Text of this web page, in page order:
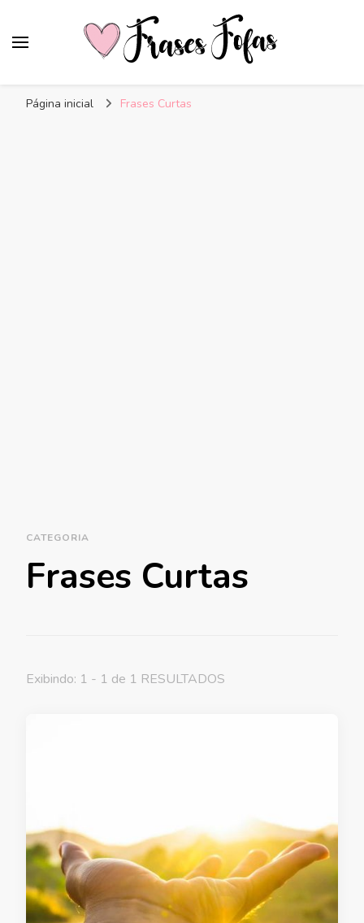
Página inicial Frases Curtas
CATEGORIA
Frases Curtas
Exibindo: 1 - 1 de 1 RESULTADOS